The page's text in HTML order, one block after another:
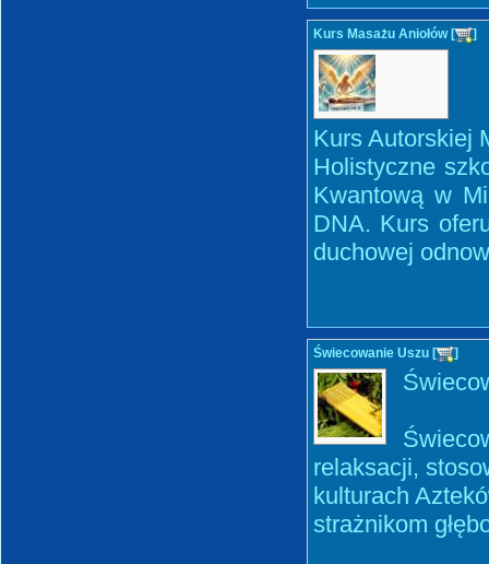
Kurs Masażu Aniołów [ ]
Kurs Autorskiej
Holistyczne
Kwantową w
DNA. Kurs
duchowej
Świecowanie Uszu [ ]
relaksacji,
kulturach
strażnikom